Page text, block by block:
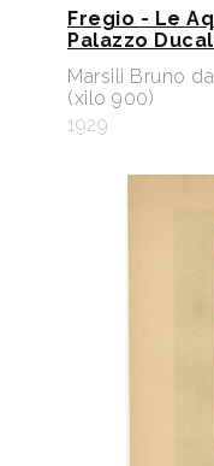
Fregio - Le
Palazzo
Marsili Bruno
(xilo 900)
1929